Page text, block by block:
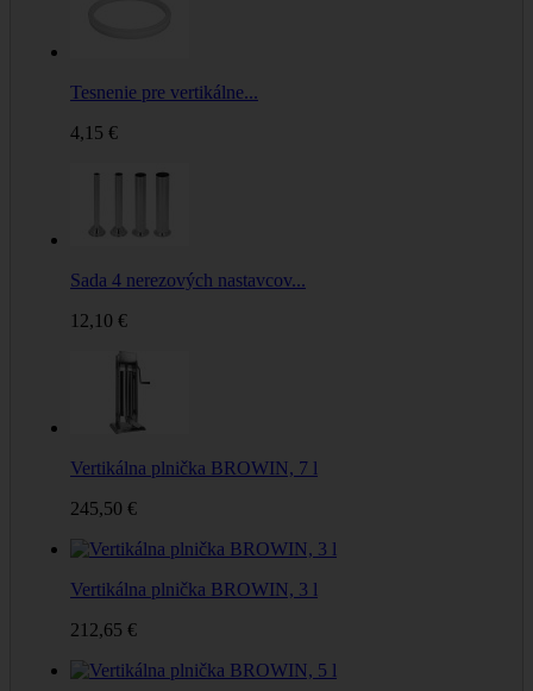
Tesnenie pre vertikálne...
4,15 €
Sada 4 nerezových nastavcov...
12,10 €
Vertikálna plnička BROWIN, 7 l
245,50 €
Vertikálna plnička BROWIN, 3 l
212,65 €